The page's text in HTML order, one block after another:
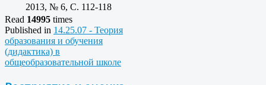
2013, № 6, C. 112-118
Read 14995 times
Published in 14.25.07 - Теория
образования и обучения
(дидактика) в
общеобразовательной школе